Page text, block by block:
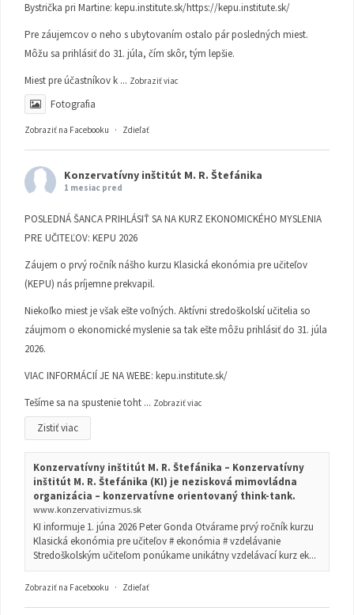
Bystrička pri Martine: kepu.institute.sk/https://kepu.institute.sk/
Pre záujemcov o neho s ubytovaním ostalo pár posledných miest.
Môžu sa prihlásiť do 31. júla, čím skôr, tým lepšie.
Miest pre účastníkov k ... Zobraziť viac
Fotografia
Zobraziť na Facebooku · Zdieľať
Konzervatívny inštitút M. R. Štefánika
1 mesiac pred
POSLEDNÁ ŠANCA PRIHLÁSIŤ SA NA KURZ EKONOMICKÉHO MYSLENIA
PRE UČITEĽOV: KEPU 2026
Záujem o prvý ročník nášho kurzu Klasická ekonómia pre učiteľov
(KEPU) nás príjemne prekvapil.
Niekoľko miest je však ešte voľných. Aktívni stredoškolskí učitelia so
záujmom o ekonomické myslenie sa tak ešte môžu prihlásiť do 31. júla
2026.
VIAC INFORMÁCIÍ JE NA WEBE: kepu.institute.sk/
Tešíme sa na spustenie toht ... Zobraziť viac
Zistiť viac
Konzervatívny inštitút M. R. Štefánika – Konzervatívny
inštitút M. R. Štefánika (KI) je nezisková mimovládna
organizácia – konzervatívne orientovaný think-tank.
www.konzervativizmus.sk
KI informuje 1. júna 2026 Peter Gonda Otvárame prvý ročník kurzu
Klasická ekonómia pre učiteľov # ekonómia # vzdelávanie
Stredoškolským učiteľom ponúkame unikátny vzdelávací kurz ek...
Zobraziť na Facebooku · Zdieľať